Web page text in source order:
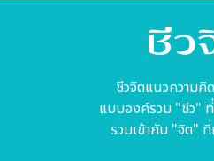
ชีวจิตแนวความคิ
แบบองค์รวม "ชีว"
รวมเข้ากับ "จิต"